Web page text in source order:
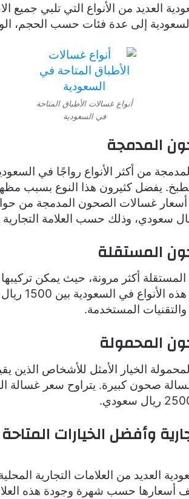
العديد من الأنواع التي تلبي جميع
إلى عدة فئات حسب الحجم،
أنواع غسالات الأطباق المتاحة
في السعودية
المدمجة
من أكثر الأنواع رواجًا في
يفضل كثيرون هذا النوع بسبب
المستقلة
أكثر مرونة، حيث يمكن
المستخدمة.
المحمولة
الخيار الأمثل للأشخاص
غسالة صحون كبيرة. يتراوح سعر غسالة
وأفضل الخيارات
العديد من العلامات التجارية
أسعارها حسب شهرة وجودة هذه